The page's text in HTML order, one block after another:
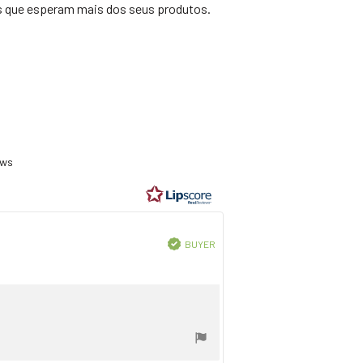
esperam mais dos seus produtos.
Verified
BUYER